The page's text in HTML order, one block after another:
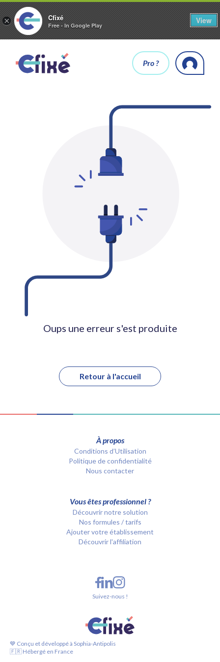
× Cfixé
Free - In Google Play
View
Pro ?
Oups une erreur s'est produite
Retour à l'accueil
À propos
Conditions d’Utilisation
Politique de confidentialité
Nous contacter
Vous êtes professionnel ?
Découvrir notre solution
Nos formules / tarifs
Ajouter votre établissement
Découvrir l'affiliation
💙 Conçu et développé à Sophia-Antipolis
🇫🇷 Hébergé en France
Suivez-nous !